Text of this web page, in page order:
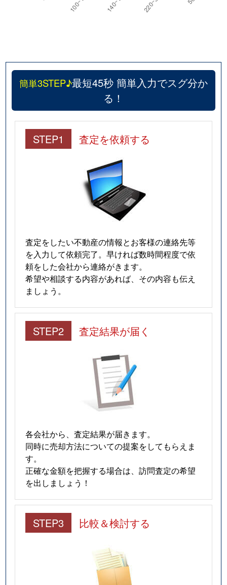
簡単3STEP♪最短45秒 簡単入力でスグ分か
る！
STEP1 査定を依頼する
査定をしたい不動産の情報とお客様の連絡先等
を入力して依頼完了。早ければ数時間程度で依
頼をした会社から連絡がきます。
希望や相談する内容があれば、その内容も伝え
ましょう。
STEP2 査定結果が届く
各会社から、査定結果が届きます。
同時に売却方法についての提案をしてもらえま
す。
正確な金額を把握する場合は、訪問査定の希望
を出しましょう！
STEP3 比較＆検討する